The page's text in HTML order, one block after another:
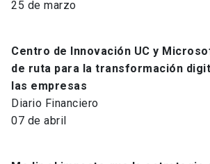
25 de marzo
Centro de Innovación UC y
de ruta para la transformación
las empresas
Diario Financiero
07 de abril